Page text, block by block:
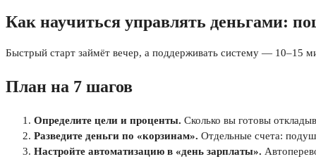
Как научиться управлять деньгами:
Быстрый старт займёт вечер, а поддерживать систему — 10–15
План на 7 шагов
Определите цели и проценты. Сколько вы готовы
Разведите деньги по «корзинам». Отдельные счета:
Настройте автоматизацию в «день зарплаты».